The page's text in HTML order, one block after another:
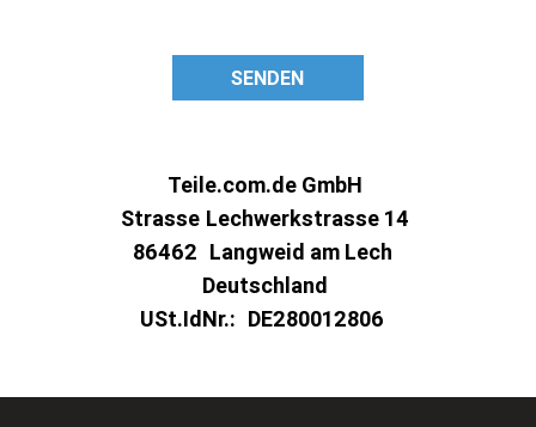
SENDEN
Teile.com.de GmbH
Strasse Lechwerkstrasse 14
86462 Langweid am Lech
Deutschland
USt.IdNr.: DE280012806